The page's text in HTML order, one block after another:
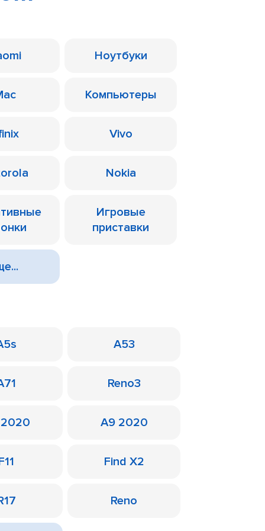
Ноутбуки
Компьютеры
Vivo
Nokia
Игровые
приставки
A53
Reno3
A9 2020
Find X2
Reno